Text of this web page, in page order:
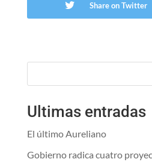
Share on Twitter
Ultimas entradas
El último Aureliano
Gobierno radica cuatro